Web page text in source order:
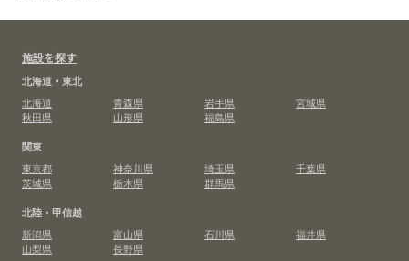
施設を探す
北海道・東北
北海道
青森県 岩手県
宮城県
秋田県
山形県
福島県
関東
東京都
神奈川県 埼玉県
千葉県
茨城県
栃木県
群馬県
北陸・甲信越
新潟県
富山県 石川県
福井県
山梨県
長野県